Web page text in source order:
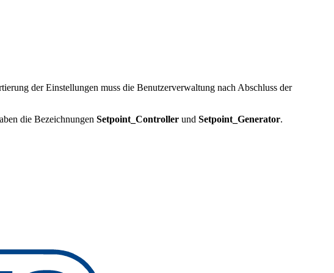
der Einstellungen muss die Benutzerverwaltung nach Abschluss der
die Bezeichnungen Setpoint_Controller und Setpoint_Generator.